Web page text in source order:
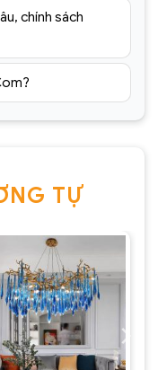
chính sách
TỰ